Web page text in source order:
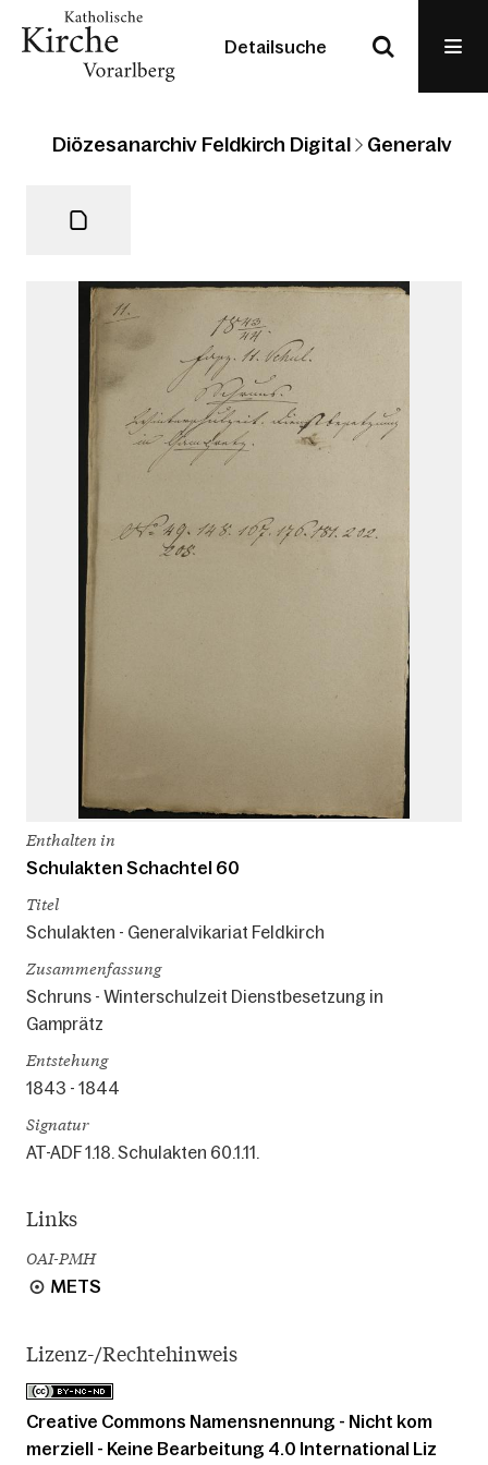
Detailsuche
Diözesanarchiv Feldkirch Digital
Enthalten in
Schulakten Schachtel 60
Titel
Schulakten - Generalvikariat Feldkirch
Zusammenfassung
Schruns - Winterschulzeit Dienstbesetzung in
Gamprätz
Entstehung
1843 - 1844
Signatur
AT-ADF 1.18. Schulakten 60.1.11.
Links
OAI-PMH
METS
Lizenz-/Rechtehinweis
Creative Commons Namensnennung - Nicht kom
merziell - Keine Bearbeitung 4.0 International Liz